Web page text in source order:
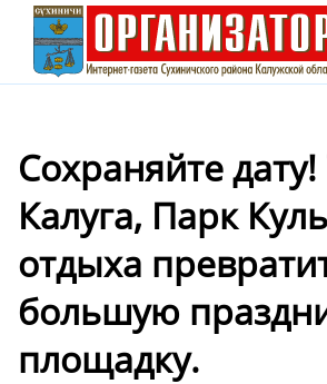
Сохраняйте
Калуга, Парк
отдыха
большую
площадку.